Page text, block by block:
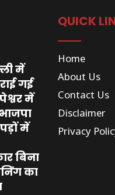
में
गई
में
में
बिना
का
QUICK
Home
About Us
Contact Us
Disclaimer
Privacy